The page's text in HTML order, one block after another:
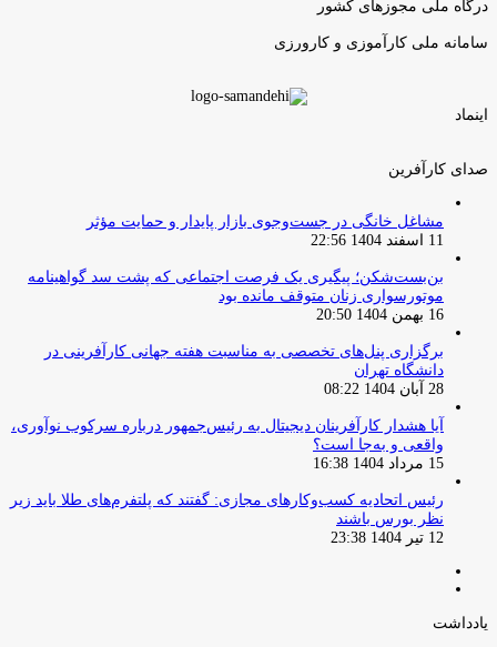
درگاه ملی مجوزهای کشور
سامانه ملی کارآموزی و کارورزی
اینماد
صدای کارآفرین
مشاغل خانگی در جست‌وجوی بازار پایدار و حمایت مؤثر
11 اسفند 1404 22:56
بن‌بست‌شکن؛ پیگیری یک فرصت اجتماعی که پشت سد گواهینامه
موتورسواری زنان متوقف مانده بود
16 بهمن 1404 20:50
برگزاری پنل‌های تخصصی به مناسبت هفته جهانی کارآفرینی در
دانشگاه تهران
28 آبان 1404 08:22
آیا هشدار کارآفرینان دیجیتال به رئیس‌جمهور درباره سرکوب نوآوری،
واقعی و به‌جا است؟
15 مرداد 1404 16:38
‏رئیس اتحادیه کسب‌وکارهای مجازی: گفتند که پلتفرم‌های طلا باید زیر
نظر بورس باشند
12 تیر 1404 23:38
یادداشت